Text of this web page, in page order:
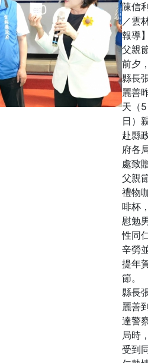
陳信
／雲
報導
父親
前夕
縣長
麗善
天（5
日）
赴縣
府各
處致
父親
禮物
啡杯
慰勉
性同
辛勞
提年
節。
縣長
麗善
達警
局時
受到